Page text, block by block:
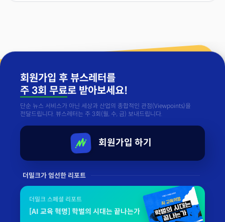
회원가입 후 뷰스레터를
주 3회 무료로 받아보세요!
단순 뉴스 서비스가 아닌 세상과 산업의 종합적인 관점(Viewpoints)을
전달드립니다. 뷰스레터는 주 3회(월, 수, 금) 보내드립니다.
회원가입 하기
더밀크가 엄선한 리포트
더밀크 스페셜 리포트
[AI 교육 혁명] 학벌의 시대는 끝나는가